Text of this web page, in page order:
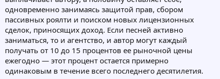
одновременно занимаясь защитой прав, сбором
пассивных роялти и поиском новых лицензионных
сделок, приносящих доход. Если песней активно
заниматься, то и агентство, и автор могут каждый
получать от 10 до 15 процентов ее рыночной цены
ежегодно — этот процент остается примерно
одинаковым в течение всего последнего десятилетия.